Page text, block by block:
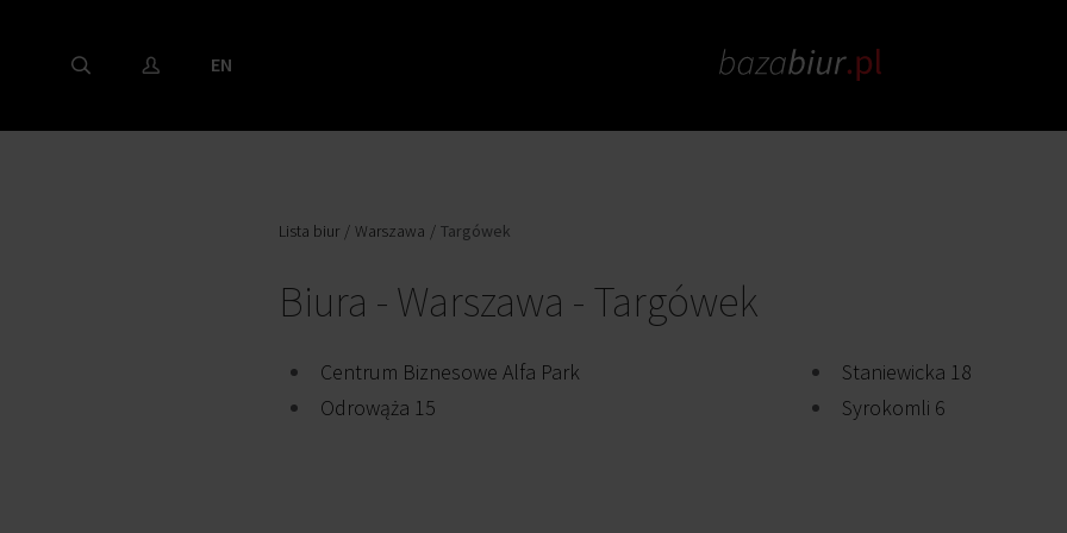
EN
Lista biur Warszawa Targówek
Biura - Warszawa - Targówek
Centrum Biznesowe Alfa Park
Odrowąża 15
Staniewicka 18
Syrokomli 6